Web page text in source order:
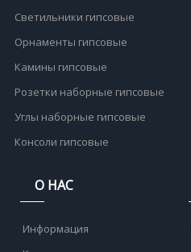
Светильники гипсовые
Орнаменты гипсовые
Камины гипсовые
Розетки наборные гипсовые
Углы наборные гипсовые
Консоли гипсовые
О НАС
Информация